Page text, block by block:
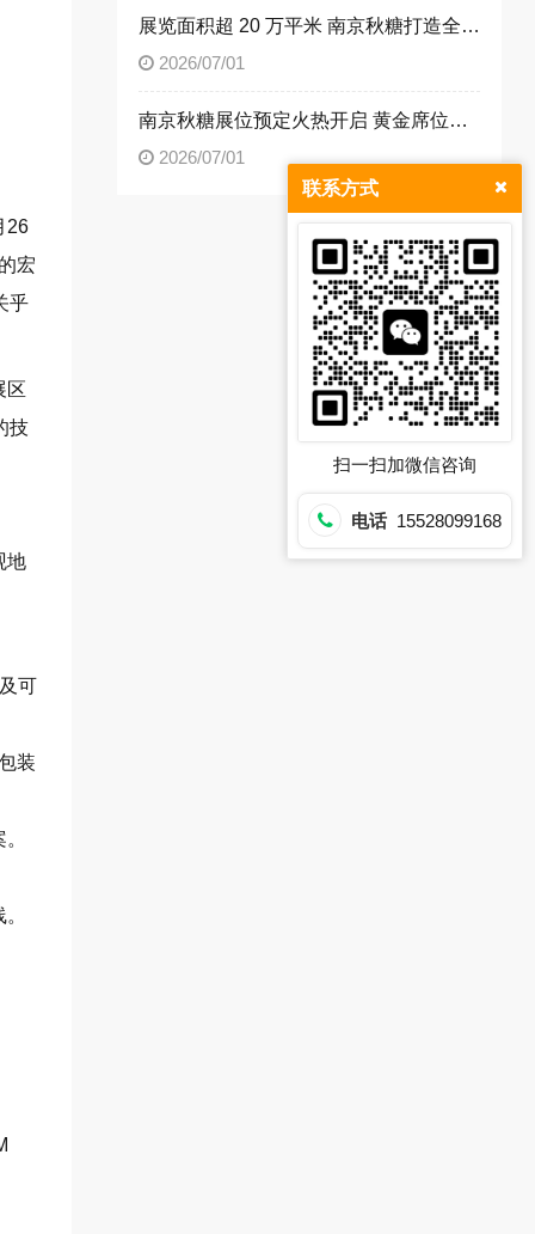
26
宏
乎
区
技
地
可
装
展览面积超 20 万平米 南京秋糖打造全品类食饮商贸平台
2026/07/01
南京秋糖展位预定火热开启 黄金席位抢占行业发展先机
2026/07/01
联系方式
扫一扫加微信咨询
电话 15528099168